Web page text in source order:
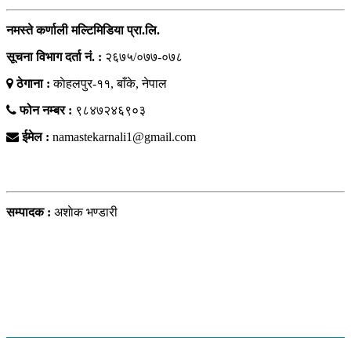
नमस्ते कर्णाली मल्टिमिडिया प्रा.लि.
सूचना विभाग दर्ता नं. : २६७५/०७७-०७८
ठेगाना :काेहलपुर-११, बाँके, नेपाल
फोन नम्बर : ९८४७२४६९०३
ईमेल : namastekarnali1@gmail.com
सम्पादक : अशाेक भण्डारी